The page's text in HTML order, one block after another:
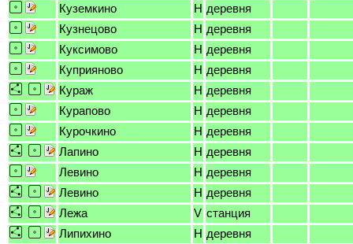
Куземкино
H деревня
Кузнецово
H деревня
Куксимово
H деревня
Куприяново
H деревня
Кураж
H деревня
Курапово
H деревня
Курочкино
H деревня
Лапино
H деревня
Левино
H деревня
Левино
H деревня
Лежа
V станция
Липихино
H деревня